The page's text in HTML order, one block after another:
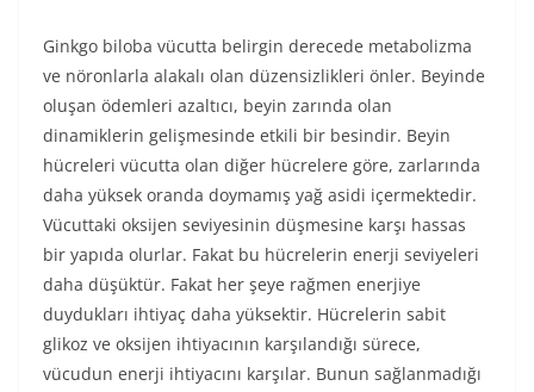
Ginkgo biloba vücutta belirgin derecede metabolizma
ve nöronlarla alakalı olan düzensizlikleri önler. Beyinde
oluşan ödemleri azaltıcı, beyin zarında olan
dinamiklerin gelişmesinde etkili bir besindir. Beyin
hücreleri vücutta olan diğer hücrelere göre, zarlarında
daha yüksek oranda doymamış yağ asidi içermektedir.
Vücuttaki oksijen seviyesinin düşmesine karşı hassas
bir yapıda olurlar. Fakat bu hücrelerin enerji seviyeleri
daha düşüktür. Fakat her şeye rağmen enerjiye
duydukları ihtiyaç daha yüksektir. Hücrelerin sabit
glikoz ve oksijen ihtiyacının karşılandığı sürece,
vücudun enerji ihtiyacını karşılar. Bunun sağlanmadığı